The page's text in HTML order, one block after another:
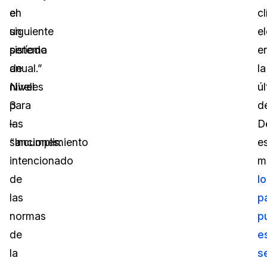
el
siguiente
sistema
de
niveles
para
las
sanciones:
en
un
período
anual.”
Nivel
3
–
“Incumplimiento
intencionado
de
las
normas
de
la
la